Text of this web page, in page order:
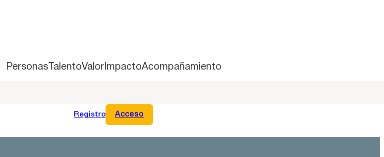
PersonasTalentoValorImpactoAcompañamiento
Registro Acceso